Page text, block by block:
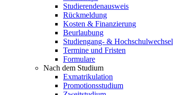
Studierendenausweis
Rückmeldung
Kosten & Finanzierung
Beurlaubung
Studiengang- & Hochschulwechsel
Termine und Fristen
Formulare
Nach dem Studium
Exmatrikulation
Promotionsstudium